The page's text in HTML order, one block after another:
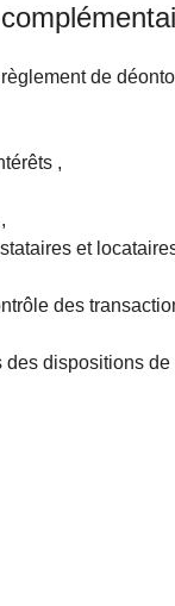
de
,
et
des
dispositions de